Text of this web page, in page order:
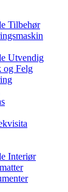
Tilbehør
Utvendig
og Felg
Interiør